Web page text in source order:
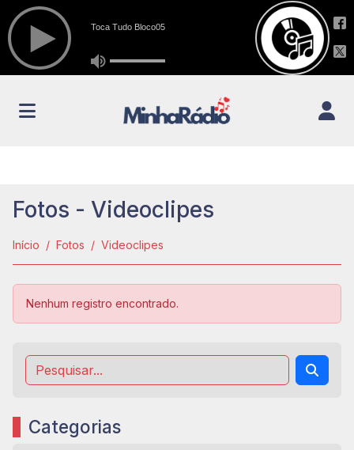
Fotos - Videoclipes
Início Fotos Videoclipes
Nenhum registro encontrado.
Categorias